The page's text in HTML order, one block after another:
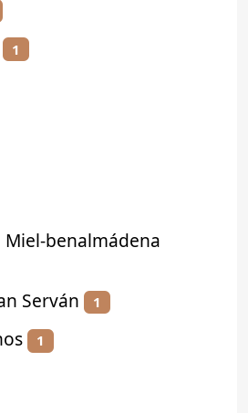
1
benalmádena
Serván 1
1